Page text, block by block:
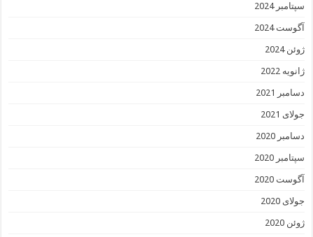
سپتامبر 2024
آگوست 2024
ژوئن 2024
ژانویه 2022
دسامبر 2021
جولای 2021
دسامبر 2020
سپتامبر 2020
آگوست 2020
جولای 2020
ژوئن 2020